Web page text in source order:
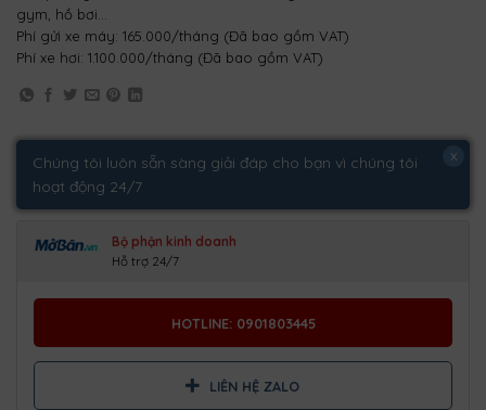
Chúng tôi luôn sẵn sàng giải đáp cho bạn vì chúng tôi
hoạt động 24/7
x
Bộ phận kinh doanh
Hỗ trợ 24/7
HOTLINE: 0901803445
LIÊN HỆ ZALO
gym, hồ bơi…
Phí gửi xe máy: 165.000/tháng (Đã bao gồm VAT)
Phí xe hơi: 1.100.000/tháng (Đã bao gồm VAT)